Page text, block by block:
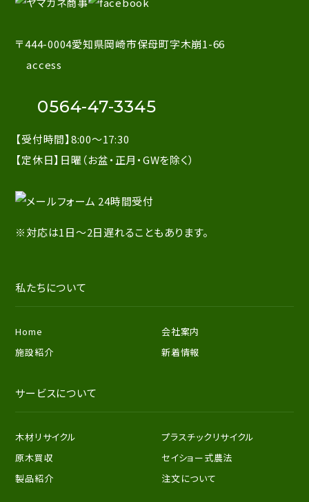
〒444-0004愛知県岡崎市保母町字木崩1-66
access
0564-47-3345
【受付時間】8:00～17:30
【定休日】日曜（お盆・正月・GWを除く）
※対応は1日～2日遅れることもあります。
私たちについて
Home
会社案内
施設紹介
新着情報
サービスについて
木材リサイクル
プラスチックリサイクル
原木買収
セイショー式農法
製品紹介
注文について